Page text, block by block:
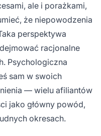
ale i porażkami,
że niepowodzenia
perspektywa
racjonalne
Psychologiczna
sam w swoich
— wielu afiliantów
jako główny powód,
okresach.